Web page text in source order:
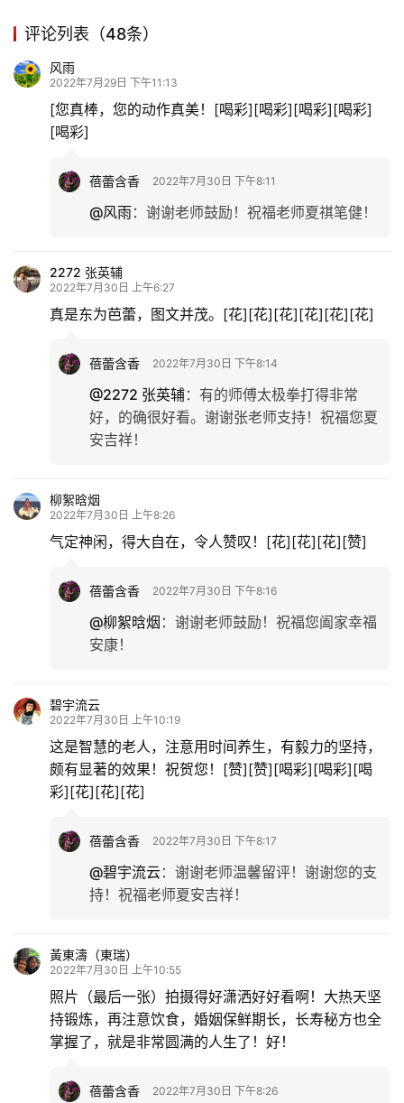
评论列表（48条）
风雨
2022年7月29日 下午11:13
[您真棒，您的动作真美！[喝彩][喝彩][喝彩][喝彩]
[喝彩]
蓓蕾含香 2022年7月30日 下午8:11
@风雨： 谢谢老师鼓励！祝福老师夏祺笔健！
2272 张英辅
2022年7月30日 上午6:27
真是东为芭蕾，图文并茂。[花][花][花][花][花][花]
蓓蕾含香 2022年7月30日 下午8:14
@2272 张英辅： 有的师傅太极拳打得非常
好，的确很好看。谢谢张老师支持！祝福您夏
安吉祥！
柳絮晗烟
2022年7月30日 上午8:26
气定神闲，得大自在，令人赞叹！[花][花][花][赞]
蓓蕾含香 2022年7月30日 下午8:16
@柳絮晗烟 ： 谢谢老师鼓励！祝福您阖家幸福
安康！
碧宇流云
2022年7月30日 上午10:19
这是智慧的老人，注意用时间养生，有毅力的坚持，
颇有显著的效果！祝贺您！[赞][赞][喝彩][喝彩][喝
彩][花][花][花]
蓓蕾含香 2022年7月30日 下午8:17
@碧宇流云： 谢谢老师温馨留评！谢谢您的支
持！祝福老师夏安吉祥！
黃東濤（東瑞）
2022年7月30日 上午10:55
照片（最后一张）拍摄得好潇洒好好看啊！大热天坚
持锻炼，再注意饮食，婚姻保鲜期长，长寿秘方也全
掌握了，就是非常圆满的人生了！好！
蓓蕾含香 2022年7月30日 下午8:26